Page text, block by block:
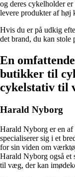
og deres cykelholder
levere produkter af høj
Hvis du er på udkig
det brand, du kan stole
En
butikker til
cykelstativ til
Harald Nyborg
Harald Nyborg er en
specialiserer sig i et
for sin viden om
Harald Nyborg også
til væg, der kan